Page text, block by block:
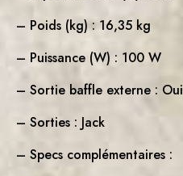
– Poids (kg) : 16,35 kg
– Puissance (W) : 100 W
– Sortie baffle externe : Oui
– Sorties : Jack
– Specs complémentaires :